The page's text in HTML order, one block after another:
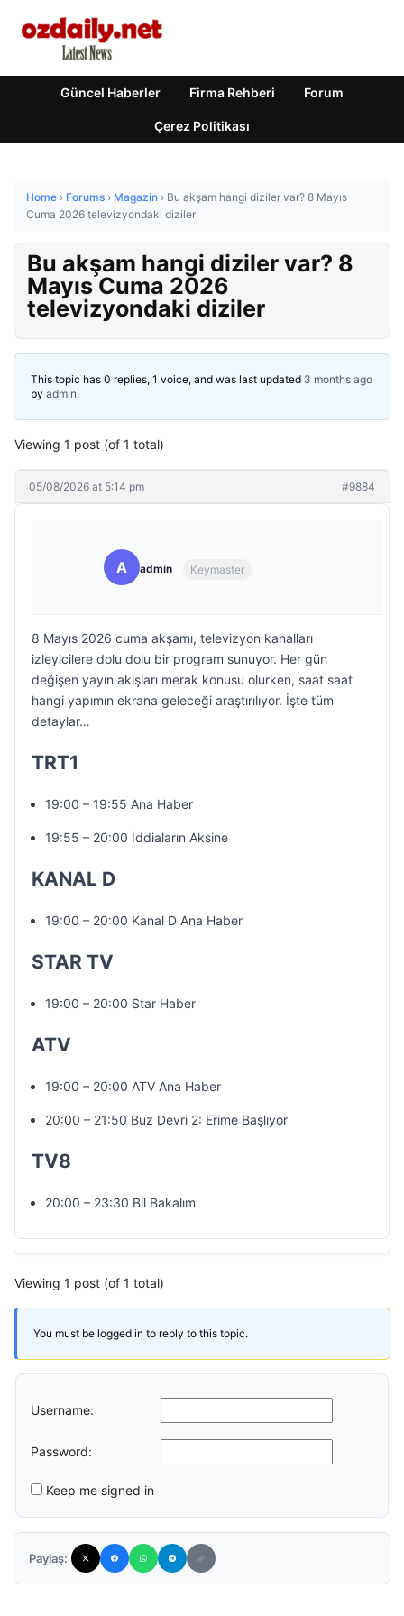
Güncel Haberler Firma Rehberi Forum
Çerez Politikası
Home › Forums › Magazin › Bu akşam hangi diziler var? 8 Mayıs
Cuma 2026 televizyondaki diziler
Bu akşam hangi diziler var? 8
Mayıs Cuma 2026
televizyondaki diziler
This topic has 0 replies, 1 voice, and was last updated 3 months ago
by admin.
Viewing 1 post (of 1 total)
05/08/2026 at 5:14 pm #9884
A admin Keymaster
8 Mayıs 2026 cuma akşamı, televizyon kanalları
izleyicilere dolu dolu bir program sunuyor. Her gün
değişen yayın akışları merak konusu olurken, saat saat
hangi yapımın ekrana geleceği araştırılıyor. İşte tüm
detaylar…
TRT1
19:00 – 19:55 Ana Haber
19:55 – 20:00 İddiaların Aksine
KANAL D
19:00 – 20:00 Kanal D Ana Haber
STAR TV
19:00 – 20:00 Star Haber
ATV
19:00 – 20:00 ATV Ana Haber
20:00 – 21:50 Buz Devri 2: Erime Başlıyor
TV8
20:00 – 23:30 Bil Bakalım
Viewing 1 post (of 1 total)
You must be logged in to reply to this topic.
Username:
Password:
Keep me signed in
Paylaş: